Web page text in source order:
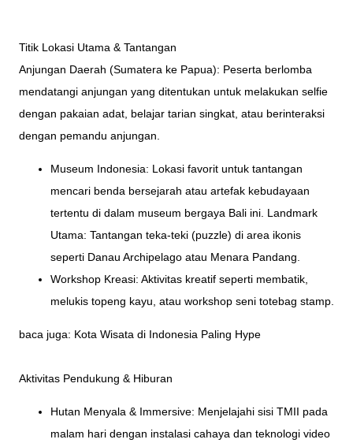
Titik Lokasi Utama & Tantangan
Anjungan Daerah (Sumatera ke Papua): Peserta berlomba
mendatangi anjungan yang ditentukan untuk melakukan selfie
dengan pakaian adat, belajar tarian singkat, atau berinteraksi
dengan pemandu anjungan.
Museum Indonesia: Lokasi favorit untuk tantangan
mencari benda bersejarah atau artefak kebudayaan
tertentu di dalam museum bergaya Bali ini. Landmark
Utama: Tantangan teka-teki (puzzle) di area ikonis
seperti Danau Archipelago atau Menara Pandang.
Workshop Kreasi: Aktivitas kreatif seperti membatik,
melukis topeng kayu, atau workshop seni totebag stamp.
baca juga: Kota Wisata di Indonesia Paling Hype
Aktivitas Pendukung & Hiburan
Hutan Menyala & Immersive: Menjelajahi sisi TMII pada
malam hari dengan instalasi cahaya dan teknologi video